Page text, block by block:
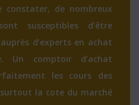
constater, de nombreux
susceptibles d’être
d’experts en achat
Un comptoir d’achat
les cours des
la cote du marché